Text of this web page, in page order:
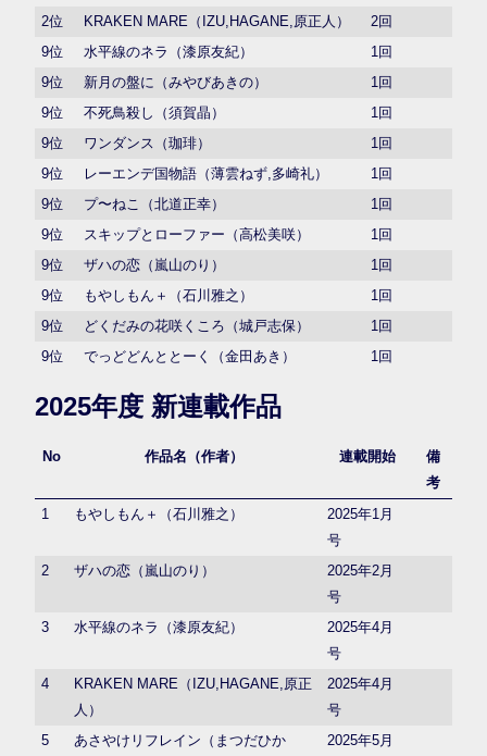
2位
KRAKEN MARE（IZU,HAGANE,原正人）
2回
9位
水平線のネラ（漆原友紀）
1回
9位
新月の盤に（みやびあきの）
1回
9位
不死鳥殺し（須賀晶）
1回
9位
ワンダンス（珈琲）
1回
9位
レーエンデ国物語（薄雲ねず,多崎礼）
1回
9位
プ〜ねこ（北道正幸）
1回
9位
スキップとローファー（高松美咲）
1回
9位
ザハの恋（嵐山のり）
1回
9位
もやしもん＋（石川雅之）
1回
9位
どくだみの花咲くころ（城戸志保）
1回
9位
でっどどんととーく（金田あき） 1回
2025年度 新連載作品
No 作品名（作者） 連載開始
備
考
1
もやしもん＋（石川雅之）
2025年1月
号
2
ザハの恋（嵐山のり）
2025年2月
号
3
水平線のネラ（漆原友紀）
2025年4月
号
4
KRAKEN MARE（IZU,HAGANE,原正
人）
2025年4月
号
5
あさやけリフレイン（まつだひか
2025年5月